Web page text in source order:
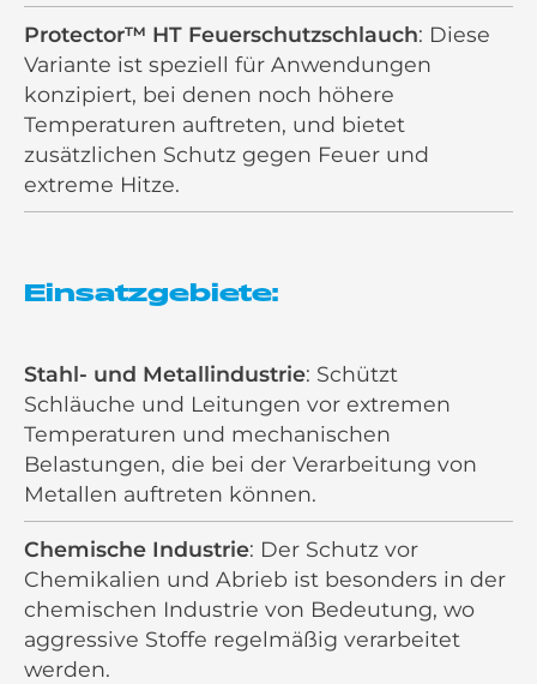
Protector™ HT Feuerschutzschlauch: Diese
Variante ist speziell für Anwendungen
konzipiert, bei denen noch höhere
Temperaturen auftreten, und bietet
zusätzlichen Schutz gegen Feuer und
extreme Hitze.
Einsatzgebiete:
Stahl- und Metallindustrie: Schützt
Schläuche und Leitungen vor extremen
Temperaturen und mechanischen
Belastungen, die bei der Verarbeitung von
Metallen auftreten können.
Chemische Industrie: Der Schutz vor
Chemikalien und Abrieb ist besonders in der
chemischen Industrie von Bedeutung, wo
aggressive Stoffe regelmäßig verarbeitet
werden.